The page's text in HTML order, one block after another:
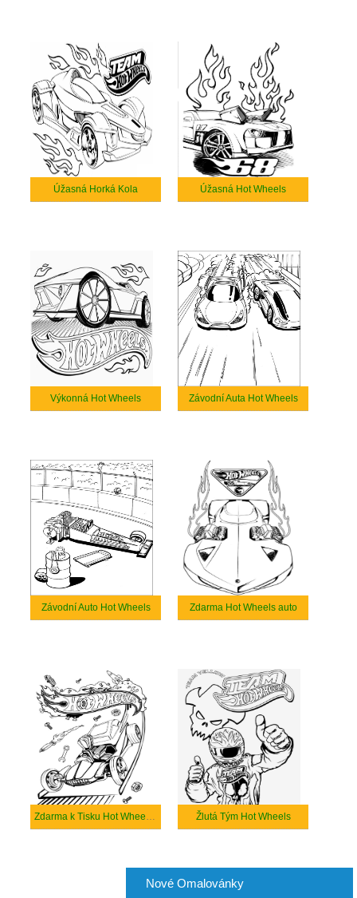
Úžasná Horká Kola Úžasná Hot Wheels
Výkonná Hot Wheels Závodní Auta Hot Wheels
Závodní Auto Hot Wheels Zdarma Hot Wheels auto
Zdarma k Tisku Hot Wheels Car Žlutá Tým Hot Wheels
Nové Omalovánky